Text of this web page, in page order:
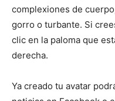
complexiones de
gorro o turbante. Si
clic en la paloma que
derecha.
Ya creado tu avatar